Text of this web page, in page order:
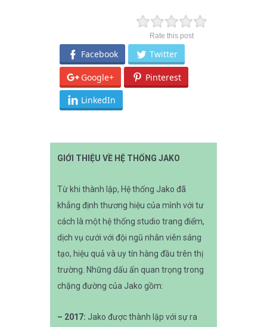
Rate this post
Facebook Twitter
Google+ Pinterest
LinkedIn
GIỚI THIỆU VỀ HỆ THỐNG JAKO
Từ khi thành lập, Hệ thống Jako đã
khẳng định thương hiệu của mình với tư
cách là một hệ thống studio trang điểm,
dịch vụ cưới với đội ngũ nhân viên sáng
tạo, hiệu quả và uy tín hàng đầu trên thị
trường. Những dấu ấn quan trọng trong
chặng đường của Jako gồm:
– 2017: Jako được thành lập với sự ra